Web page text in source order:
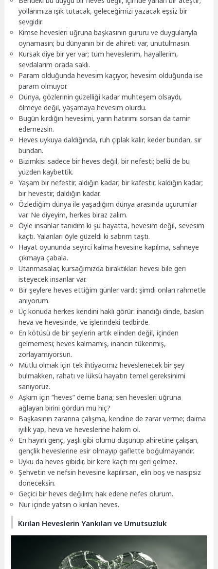
yollarımıza ışık tutacak, geleceğimizi yazacak eşsiz bir
sevgidir.
Kimse hevesleri uğruna başkasının gururu ve duygularıyla
oynamasın; bu dünyanın bir de ahireti var, unutulmasın.
Kursak diye bir yer var; tüm heveslerim, hayallerim,
sevdalarım orada saklı.
Param olduğunda hevesim kaçıyor, hevesim olduğunda ise
param olmuyor.
Dünya, gözlerinin güzelliği kadar muhteşem olsaydı,
ölmeye değil, yaşamaya hevesim olurdu.
Bugün kırdığın hevesimi, yarın hatırımı sorsan da tamir
edemezsin.
Heves uykuya daldığında, ruh çıplak kalır; keder bundan, sır
bundan.
Bizimkisi sadece bir heves değil, bir nefesti; belki de bu
yüzden kaybettik.
Yaşam bir nefestir, aldığın kadar; bir kafestir, kaldığın kadar;
bir hevestir, daldığın kadar.
Özlediğim dünya ile yaşadığım dünya arasında uçurumlar
var. Ne diyeyim, herkes biraz zalim.
Öyle insanlar tanıdım ki şu hayatta, hevesim değil, sevesim
kaçtı. Yalanları öyle güzeldi ki sabrım taştı.
Hayat oyununda seyirci kalma hevesine kapılma, sahneye
çıkmaya çabala.
Utanmasalar, kursağımızda bıraktıkları hevesi bile geri
isteyecek insanlar var.
Bir şeylere heves ettiğim günler vardı; şimdi onları rahmetle
anıyorum.
Üç konuda herkes kendini haklı görür: inandığı dinde, baskın
heva ve hevesinde, ve işlerindeki tedbirde.
En kötüsü de bir şeylerin artık elinden değil, içinden
gelmemesi; heves kalmamış, inancın tükenmiş,
zorlayamıyorsun.
Mutlu olmak için tek ihtiyacımız heveslenecek bir şey
bulmakken, rahatı ve lüksü hayatın temel gereksinimi
sanıyoruz.
Aşkım için “heves” deme bana; sen hevesleri uğruna
ağlayan birini gördün mü hiç?
Başkasının zararına çalışma, kendine de zarar verme; daima
iyilik yap, heva ve heveslerine hakim ol.
En hayırlı genç, yaşlı gibi ölümü düşünüp ahiretine çalışan,
gençlik heveslerine esir olmayıp gaflette boğulmayandır.
Uyku da heves gibidir, bir kere kaçtı mı geri gelmez.
Şehvetin ve nefsin hevesine kapılırsan, elin boş ve nasipsiz
döneceksin.
Geçici bir heves değilim; hak edene nefes olurum.
Nur içinde yatsın o kırılan heves.
Kırılan Heveslerin Yankıları ve Umutsuzluk